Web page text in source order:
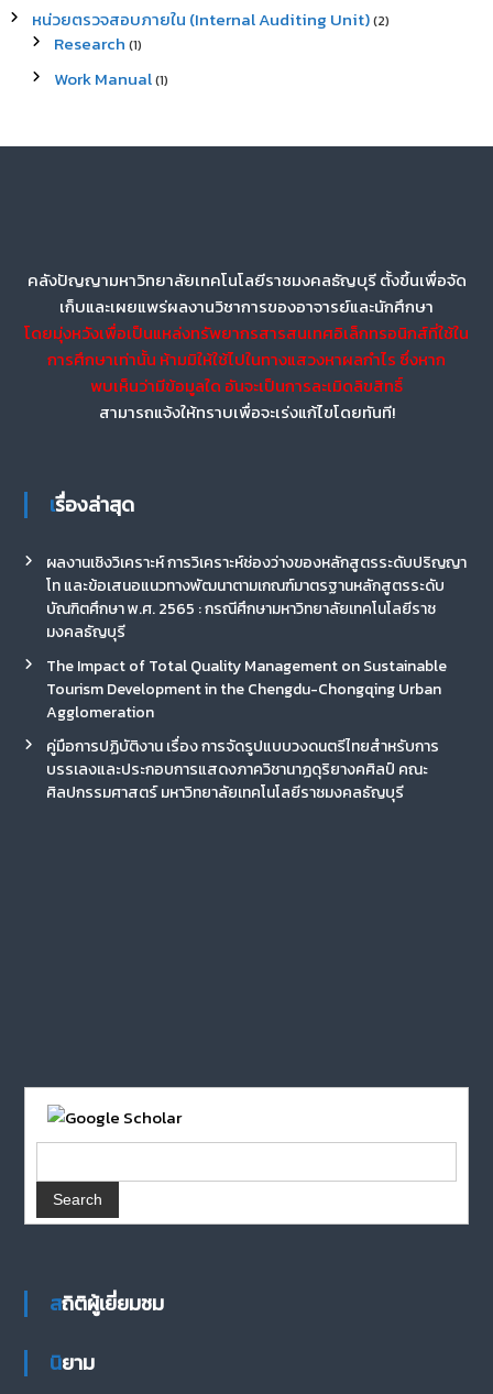
หน่วยตรวจสอบภายใน (Internal Auditing Unit)(2)
Research (1)
Work Manual(1)
คลังปัญญามหาวิทยาลัยเทคโนโลยีราชมงคลธัญบุรี ตั้งขึ้นเพื่อจัด
เก็บและเผยแพร่ผลงานวิชาการของอาจารย์และนักศึกษา
โดยมุ่งหวังเพื่อเป็นแหล่งทรัพยากรสารสนเทศอิเล็กทรอนิกส์ที่ใช้ใน
การศึกษาเท่านั้น ห้ามมิให้ใช้ไปในทางแสวงหาผลกำไร ซึ่งหาก
พบเห็นว่ามีข้อมูลใด อันจะเป็นการละเมิดลิขสิทธิ์
สามารถแจ้งให้ทราบเพื่อจะเร่งแก้ไขโดยทันที!
เรื่องล่าสุด
ผลงานเชิงวิเคราะห์ การวิเคราะห์ช่องว่างของหลักสูตรระดับปริญญา
โท และข้อเสนอแนวทางพัฒนาตามเกณฑ์มาตรฐานหลักสูตรระดับ
บัณฑิตศึกษา พ.ศ. 2565 : กรณีศึกษามหาวิทยาลัยเทคโนโลยีราช
มงคลธัญบุรี
The Impact of Total Quality Management on Sustainable
Tourism Development in the Chengdu-Chongqing Urban
Agglomeration
คู่มือการปฏิบัติงาน เรื่อง การจัดรูปแบบวงดนตรีไทยสำหรับการ
บรรเลงและประกอบการแสดงภาควิชานาฏดุริยางคศิลป์ คณะ
ศิลปกรรมศาสตร์ มหาวิทยาลัยเทคโนโลยีราชมงคลธัญบุรี
สถิติผู้เยี่ยมชม
นิยาม